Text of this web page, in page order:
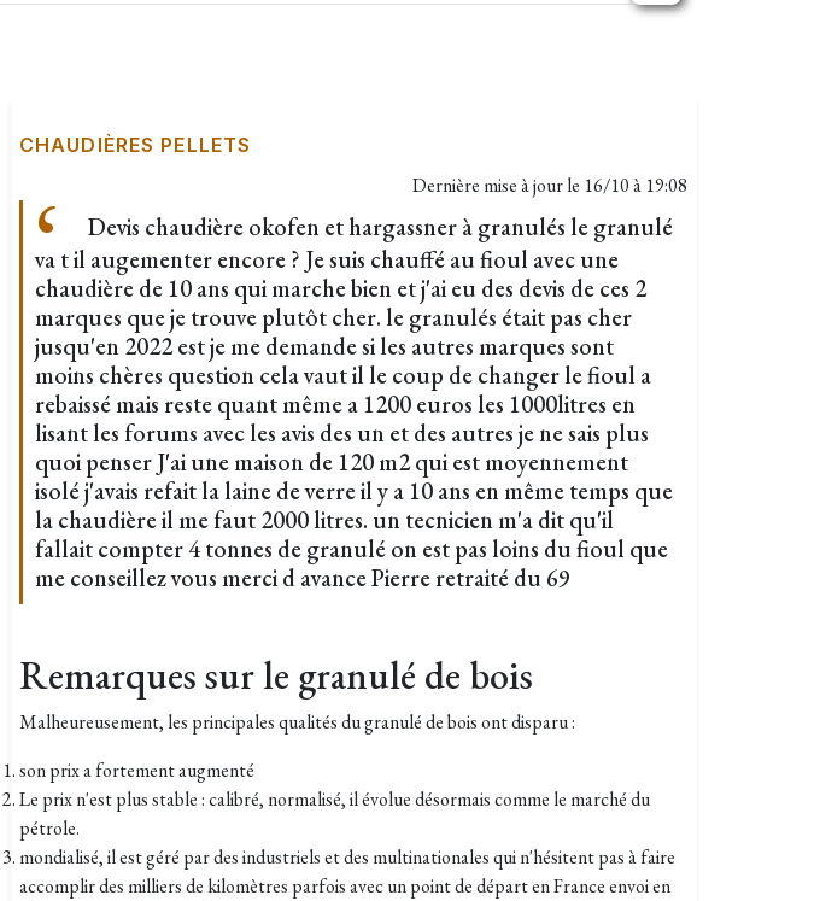
CHAUDIÈRES PELLETS
Dernière mise à jour le 16/10 à 19:08
Devis chaudière okofen et hargassner à granulés le granulé
va t il augementer encore ? Je suis chauffé au fioul avec une
chaudière de 10 ans qui marche bien et j'ai eu des devis de ces 2
marques que je trouve plutôt cher. le granulés était pas cher
jusqu'en 2022 est je me demande si les autres marques sont
moins chères question cela vaut il le coup de changer le fioul a
rebaissé mais reste quant même a 1200 euros les 1000litres en
lisant les forums avec les avis des un et des autres je ne sais plus
quoi penser J'ai une maison de 120 m2 qui est moyennement
isolé j'avais refait la laine de verre il y a 10 ans en même temps que
la chaudière il me faut 2000 litres. un tecnicien m'a dit qu'il
fallait compter 4 tonnes de granulé on est pas loins du fioul que
me conseillez vous merci d avance Pierre retraité du 69
Remarques sur le granulé de bois
Malheureusement, les principales qualités du granulé de bois ont disparu :
son prix a fortement augmenté
Le prix n'est plus stable : calibré, normalisé, il évolue désormais comme le marché du
pétrole.
mondialisé, il est géré par des industriels et des multinationales qui n'hésitent pas à faire
accomplir des milliers de kilomètres parfois avec un point de départ en France envoi en